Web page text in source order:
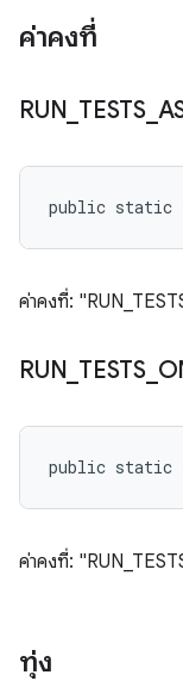
ค่าคงที่
RUN TESTS_
public static
ค่าคงที่:
RUN TESTS_
public static
ค่าคงที่:
ทุ่ง